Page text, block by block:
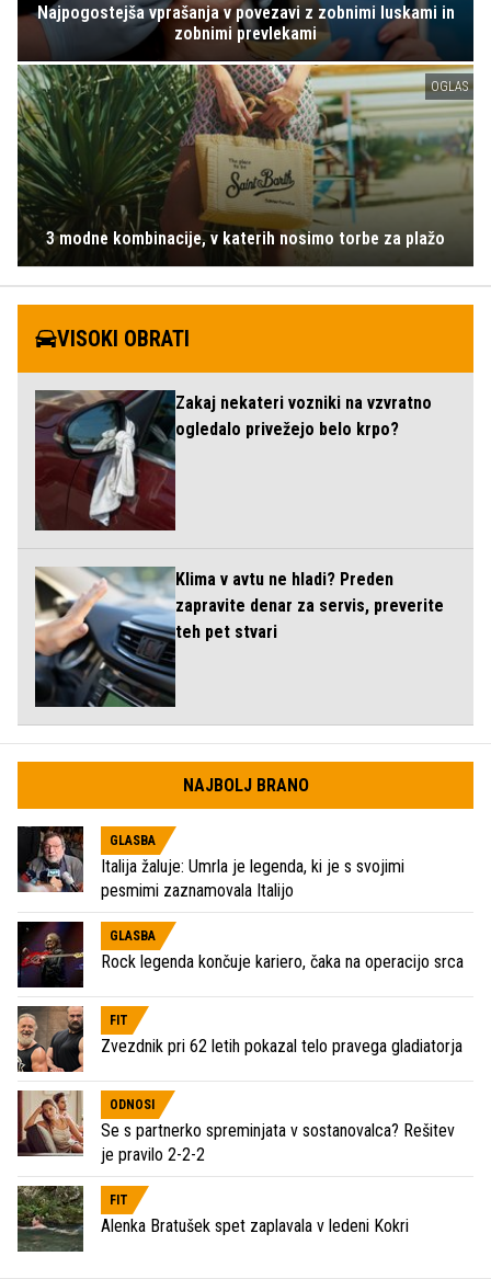
Najpogostejša vprašanja v povezavi z zobnimi luskami in
zobnimi prevlekami
OGLAS
3 modne kombinacije, v katerih nosimo torbe za plažo
VISOKI OBRATI
Zakaj nekateri vozniki na vzvratno
ogledalo privežejo belo krpo?
Klima v avtu ne hladi? Preden
zapravite denar za servis, preverite
teh pet stvari
NAJBOLJ BRANO
GLASBA
Italija žaluje: Umrla je legenda, ki je s svojimi
pesmimi zaznamovala Italijo
GLASBA
Rock legenda končuje kariero, čaka na operacijo srca
FIT
Zvezdnik pri 62 letih pokazal telo pravega gladiatorja
ODNOSI
Se s partnerko spreminjata v sostanovalca? Rešitev
je pravilo 2-2-2
FIT
Alenka Bratušek spet zaplavala v ledeni Kokri